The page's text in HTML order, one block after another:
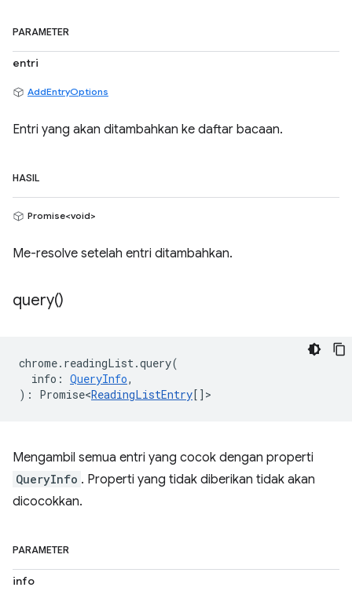
PARAMETER
entri
AddEntryOptions
Entri yang akan ditambahkan ke daftar bacaan.
HASIL
Promise<void>
Me-resolve setelah entri ditambahkan.
query()
chrome. readingList .query(
info : QueryInfo,
) : Promise<ReadingListEntry[] >
Mengambil semua entri yang cocok dengan properti
QueryInfo . Properti yang tidak diberikan tidak akan
dicocokkan.
PARAMETER
info